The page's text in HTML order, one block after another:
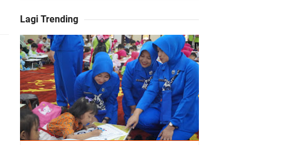
Lagi Trending